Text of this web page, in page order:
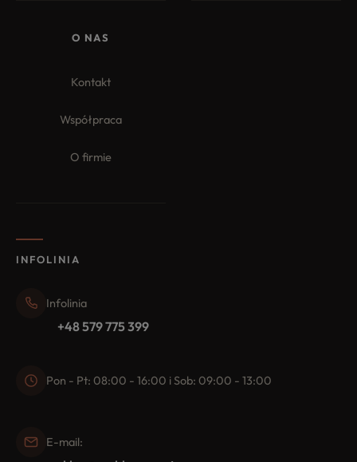
O NAS
Kontakt
Współpraca
O firmie
INFOLINIA
Infolinia
+48 579 775 399
Pon - Pt: 08:00 - 16:00 i Sob: 09:00 - 13:00
E-mail: